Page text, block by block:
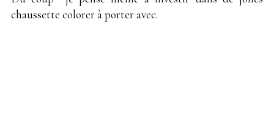
chaussette colorer à porter avec.